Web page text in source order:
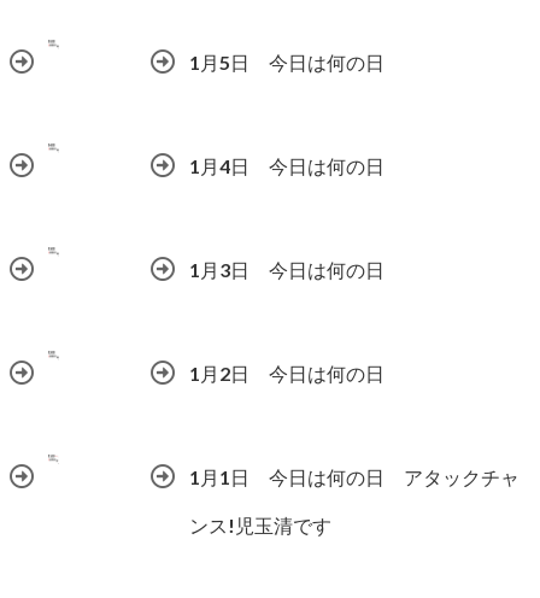
1月5日 今日は何の日
1月4日 今日は何の日
1月3日 今日は何の日
1月2日 今日は何の日
1月1日 今日は何の日 アタックチャ
ンス!児玉清です